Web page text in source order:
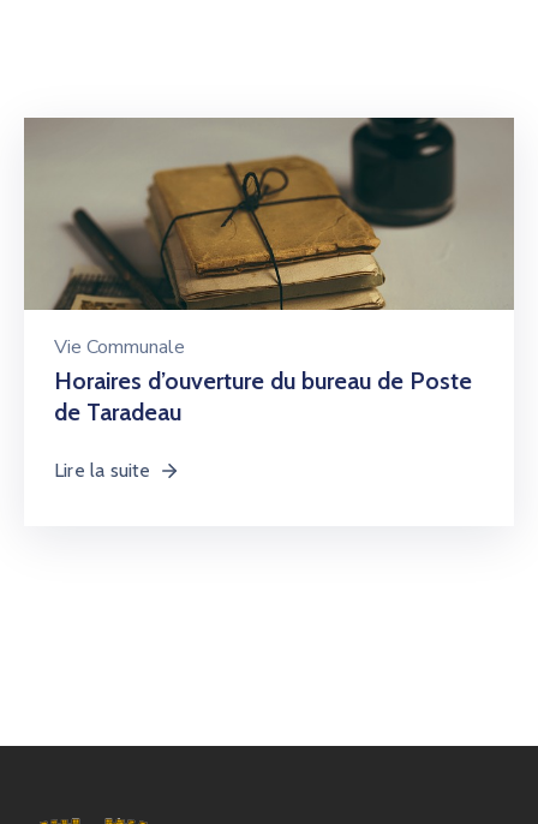
Vie Communale
Horaires d’ouverture du bureau de Poste
de Taradeau
Lire la suite